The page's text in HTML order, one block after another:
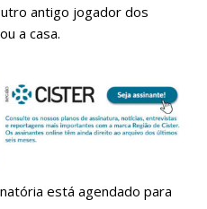
antigo jogador dos
a casa.
está agendado para